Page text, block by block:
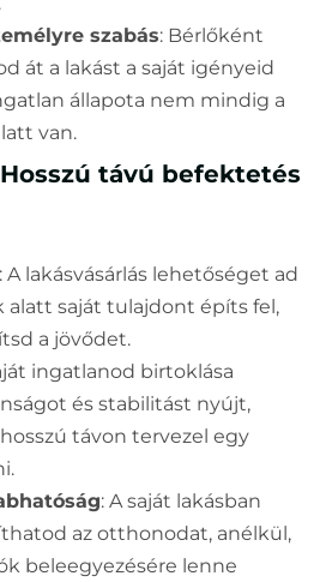
szabás: Bérlőként
át a lakást a saját igényeid
állapota nem mindig a
van.
távú befektetés
: A lakásvásárlás lehetőséget ad
alatt saját tulajdont építs fel,
a jövődet.
ingatlanod birtoklása
és stabilitást nyújt,
távon tervezel egy
: A saját lakásban
az otthonodat, anélkül,
beleegyezésére lenne